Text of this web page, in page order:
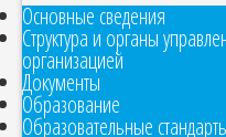
Основные сведения
Структура и органы
организацией
Документы
Образование
Образовательные